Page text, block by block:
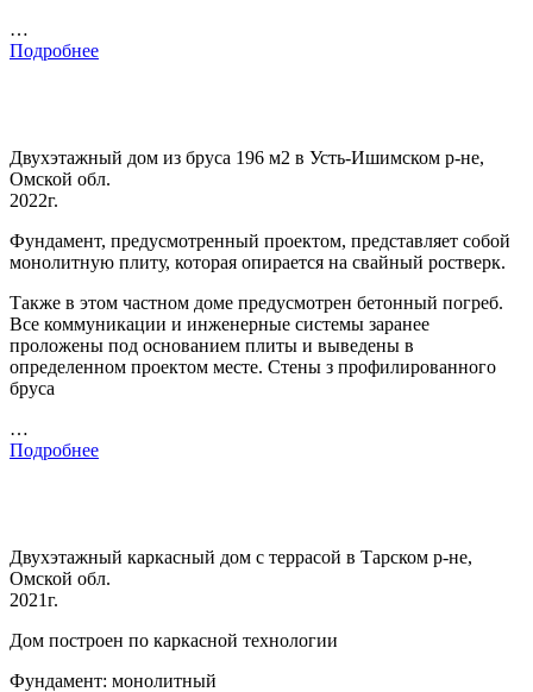
…
Подробнее
Двухэтажный дом из бруса 196 м2 в Усть-Ишимском р-не,
Омской обл.
2022г.
Фундамент, предусмотренный проектом, представляет собой
монолитную плиту, которая опирается на свайный ростверк.
Также в этом частном доме предусмотрен бетонный погреб.
Все коммуникации и инженерные системы заранее
проложены под основанием плиты и выведены в
определенном проектом месте. Стены з профилированного
бруса
…
Подробнее
Двухэтажный каркасный дом с террасой в Тарском р-не,
Омской обл.
2021г.
Дом построен по каркасной технологии
Фундамент: монолитный